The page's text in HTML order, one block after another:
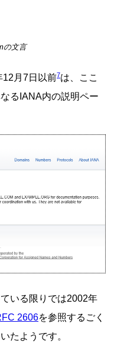
の文言
12月7日以前7は、ここ
るIANA内の説明ペー
いる限りでは2002年
2606を参照するごく
たようです。